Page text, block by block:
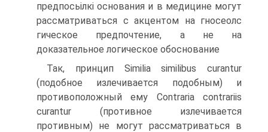
предпосьілкі основания и в медицине могут
рассматриваться с акцентом на гносеолс
гическое предпочтение, а не на
доказательное логическое обоснование
Так, принцип Similia similibus curantur
(подобное излечивается подобным) и
противоположный ему Contraria contrariis
curantur (противное излечивается
противным) не могут рассматриваться в